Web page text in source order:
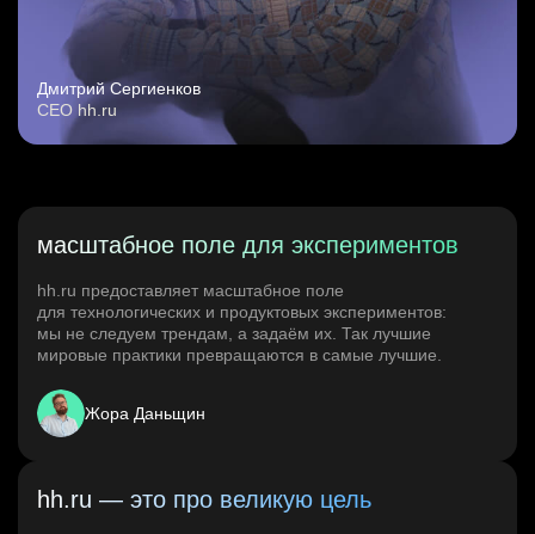
Дмитрий Сергиенков
CEO hh.ru
масштабное поле для экспериментов
hh.ru предоставляет масштабное поле
для технологических и продуктовых экспериментов:
мы не следуем трендам, а задаём их. Так лучшие
мировые практики превращаются в самые лучшие.
Жора Даньщин
hh.ru — это про великую цель